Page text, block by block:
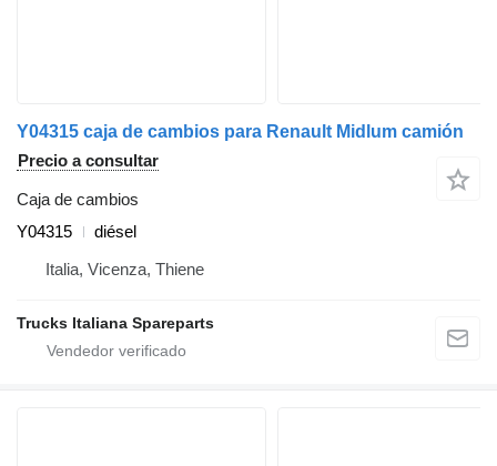
Y04315 caja de cambios para Renault Midlum camión
Precio a consultar
Caja de cambios
Y04315
diésel
Italia, Vicenza, Thiene
Trucks Italiana Spareparts